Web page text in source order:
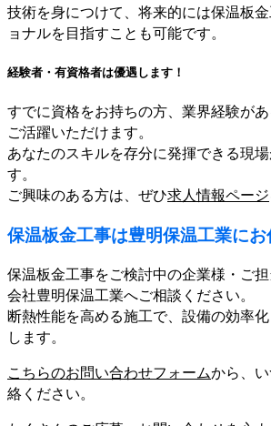
技術を身につけて、将来的には保温板
ョナルを目指すことも可能です。
経験者・有資格者は優遇します！
すでに資格をお持ちの方、業界経験が
ご活躍いただけます。
あなたのスキルを存分に発揮できる現
す。
ご興味のある方は、ぜひ求人情報ページ
保温板金工事は豊明保温工業に
保温板金工事をご検討中の企業様・ご
会社豊明保温工業へご相談ください。
断熱性能を高める施工で、設備の効率
します。
こちらのお問い合わせフォームから、
絡ください。